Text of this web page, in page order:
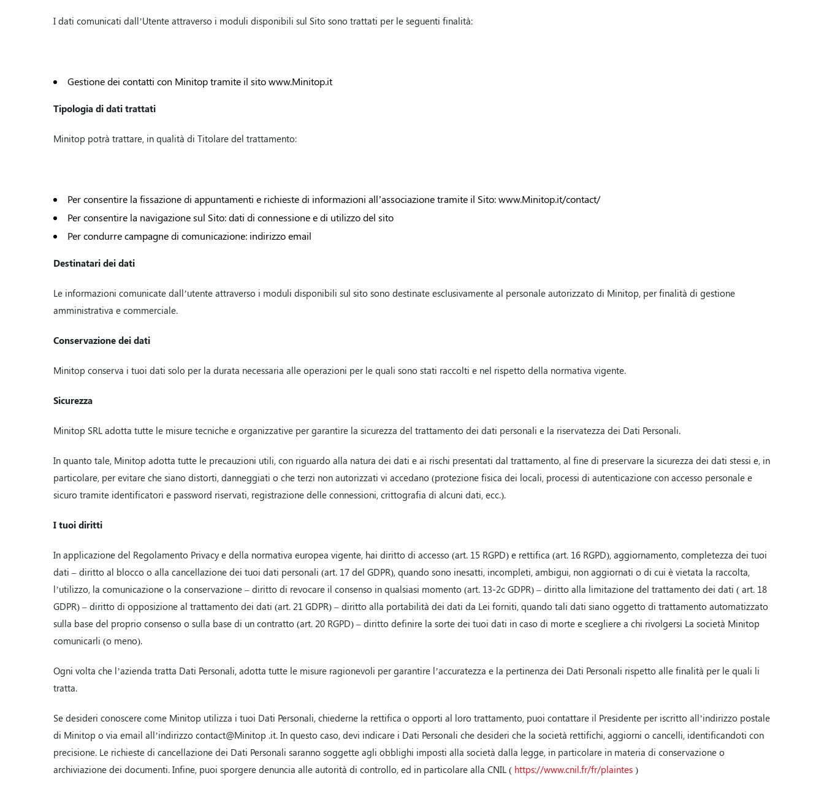
I dati comunicati dall’Utente attraverso i moduli disponibili sul Sito sono trattati per le seguenti finalità:
Gestione dei contatti con Minitop tramite il sito www.Minitop.it
Tipologia di dati trattati
Minitop potrà trattare, in qualità di Titolare del trattamento:
Per consentire la fissazione di appuntamenti e richieste di informazioni all’associazione tramite il Sito: www.Minitop.it/contact/
Per consentire la navigazione sul Sito: dati di connessione e di utilizzo del sito
Per condurre campagne di comunicazione: indirizzo email
Destinatari dei dati
Le informazioni comunicate dall’utente attraverso i moduli disponibili sul sito sono destinate esclusivamente al personale autorizzato di Minitop, per finalità di gestione
amministrativa e commerciale.
Conservazione dei dati
Minitop conserva i tuoi dati solo per la durata necessaria alle operazioni per le quali sono stati raccolti e nel rispetto della normativa vigente.
Sicurezza
Minitop SRL adotta tutte le misure tecniche e organizzative per garantire la sicurezza del trattamento dei dati personali e la riservatezza dei Dati Personali.
In quanto tale, Minitop adotta tutte le precauzioni utili, con riguardo alla natura dei dati e ai rischi presentati dal trattamento, al fine di preservare la sicurezza dei dati stessi e, in
particolare, per evitare che siano distorti, danneggiati o che terzi non autorizzati vi accedano (protezione fisica dei locali, processi di autenticazione con accesso personale e
sicuro tramite identificatori e password riservati, registrazione delle connessioni, crittografia di alcuni dati, ecc.).
I tuoi diritti
In applicazione del Regolamento Privacy e della normativa europea vigente, hai diritto di accesso (art. 15 RGPD) e rettifica (art. 16 RGPD), aggiornamento, completezza dei tuoi
dati – diritto al blocco o alla cancellazione dei tuoi dati personali (art. 17 del GDPR), quando sono inesatti, incompleti, ambigui, non aggiornati o di cui è vietata la raccolta,
l’utilizzo, la comunicazione o la conservazione – diritto di revocare il consenso in qualsiasi momento (art. 13-2c GDPR) – diritto alla limitazione del trattamento dei dati ( art. 18
GDPR) – diritto di opposizione al trattamento dei dati (art. 21 GDPR) – diritto alla portabilità dei dati da Lei forniti, quando tali dati siano oggetto di trattamento automatizzato
sulla base del proprio consenso o sulla base di un contratto (art. 20 RGPD) – diritto definire la sorte dei tuoi dati in caso di morte e scegliere a chi rivolgersi La società Minitop
comunicarli (o meno).
Ogni volta che l’azienda tratta Dati Personali, adotta tutte le misure ragionevoli per garantire l’accuratezza e la pertinenza dei Dati Personali rispetto alle finalità per le quali li
tratta.
Se desideri conoscere come Minitop utilizza i tuoi Dati Personali, chiederne la rettifica o opporti al loro trattamento, puoi contattare il Presidente per iscritto all’indirizzo postale
di Minitop o via email all’indirizzo contact@Minitop .it. In questo caso, devi indicare i Dati Personali che desideri che la società rettifichi, aggiorni o cancelli, identificandoti con
precisione. Le richieste di cancellazione dei Dati Personali saranno soggette agli obblighi imposti alla società dalla legge, in particolare in materia di conservazione o
archiviazione dei documenti. Infine, puoi sporgere denuncia alle autorità di controllo, ed in particolare alla CNIL ( https://www.cnil.fr/fr/plaintes )